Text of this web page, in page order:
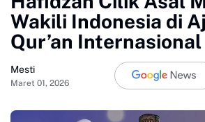
Wakili Indonesia di
Qur’an
Mesti
Maret 01, 2026